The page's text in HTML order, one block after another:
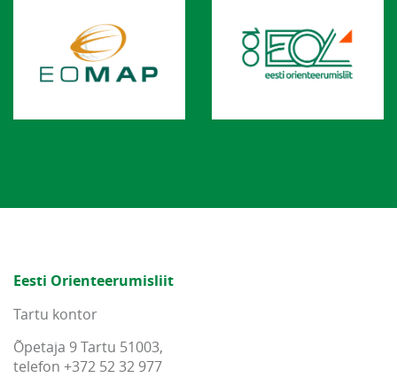
Eesti Orienteerumisliit
Tartu kontor
Õpetaja 9 Tartu 51003,
telefon +372 52 32 977